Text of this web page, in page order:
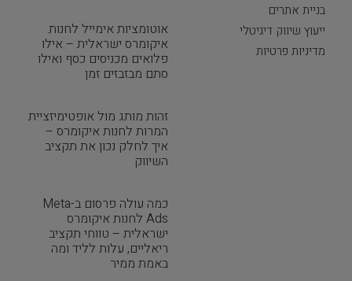
בניית אתרים
ייעוץ שיווק דיגיטלי
מדיניות פרטיות
אוטומציות אימייל לחנות
איקומרס ישראלית – אילו
פלואים מכניסים כסף ואילו
סתם מבזבזים זמן
זהות מותג מול אופטימיזציית
המרות לחנות איקומרס –
איך לחלק נכון את תקציב
השיווק
כמה עולה פרסום ב-Meta
Ads לחנות איקומרס
ישראלית – טווחי תקציב
ריאליים, עלות לליד ומה
באמת ממיר